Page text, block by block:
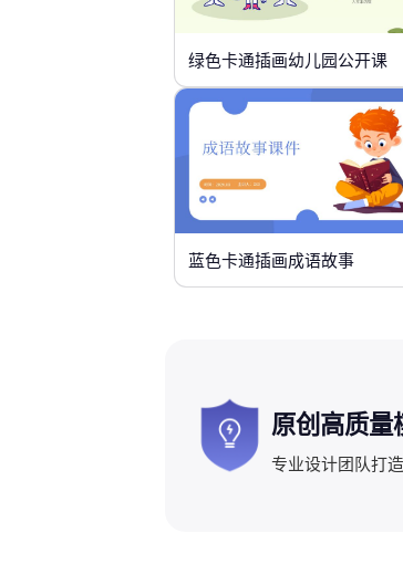
绿色卡通插画幼儿园公开课
蓝色卡通插画成语故事
原创高质量
专业设计团队打